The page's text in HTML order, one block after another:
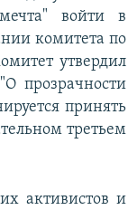
войти в
комитета по
утвердил
прозрачности
принять
третьем
активистов и